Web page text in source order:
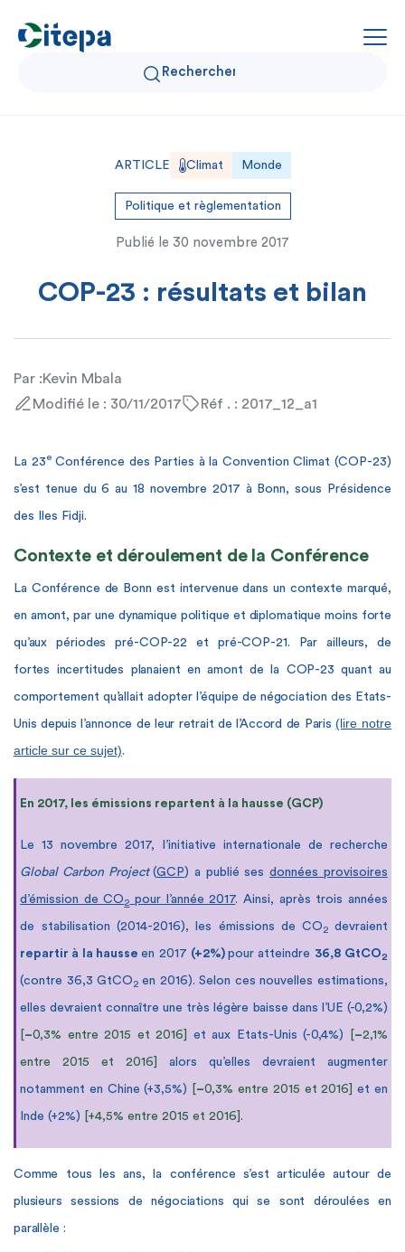
Qui sommes-nous ?
Données Air et Climat
Expertise et solutions
ARTICLE Climat Monde
Politique et règlementation
Publié le 30 novembre 2017
COP-23 : résultats et bilan
Par :Kevin Mbala
Modifié le : 30/11/2017
Réf . : 2017_12_a1
La 23 eConférence des Parties à la Convention Climat (COP-23)
s’est tenue du 6 au 18 novembre 2017 à Bonn, sous Présidence
des Iles Fidji.
Contexte et déroulement de la Conférence
La Conférence de Bonn est intervenue dans un contexte marqué,
en amont, par une dynamique politique et diplomatique moins forte
qu’aux périodes pré-COP-22 et pré-COP-21. Par ailleurs, de
fortes incertitudes planaient en amont de la COP-23 quant au
comportement qu’allait adopter l’équipe de négociation des Etats-
Unis depuis l’annonce de leur retrait de l’Accord de Paris(lire notre
article sur ce sujet).
En 2017, les émissions repartent à la hausse (GCP)
Le 13 novembre 2017, l’initiative internationale de recherche
Global Carbon Project(GCP) a publié sesdonnées provisoires
d’émission de CO2 pour l’année 2017. Ainsi, après trois années
de stabilisation (2014-2016), les émissions de CO 2 devraient
repartir à la hausseen 2017 (+2%)pour atteindre 36,8 GtCO2
(contre 36,3 GtCO 2 en 2016). Selon ces nouvelles estimations,
elles devraient connaître une très légère baisse dans l’UE (-0,2%)
–0,3% entre 2015 et 2016] et aux Etats-Unis (-0,4%) –2,1%
entre 2015 et 2016] alors qu’elles devraient augmenter
notamment en Chine (+3,5%) –0,3% entre 2015 et 2016]et en
Inde (+2%) [+4,5% entre 2015 et 2016].
Comme tous les ans, la conférence s’est articulée autour de
plusieurs sessions de négociations qui se sont déroulées en
parallèle :